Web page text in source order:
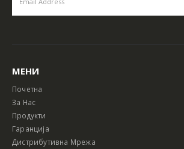
МЕНИ
Почетна
За Нас
Продукти
Гаранција
Дистрибутивна Мрежа